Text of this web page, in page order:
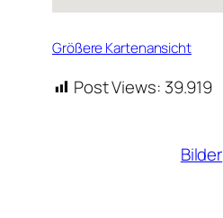
Größere Kartenansicht
Post Views: 39.919
Bilder